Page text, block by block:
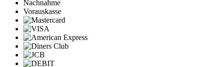
Nachnahme
Vorauskasse